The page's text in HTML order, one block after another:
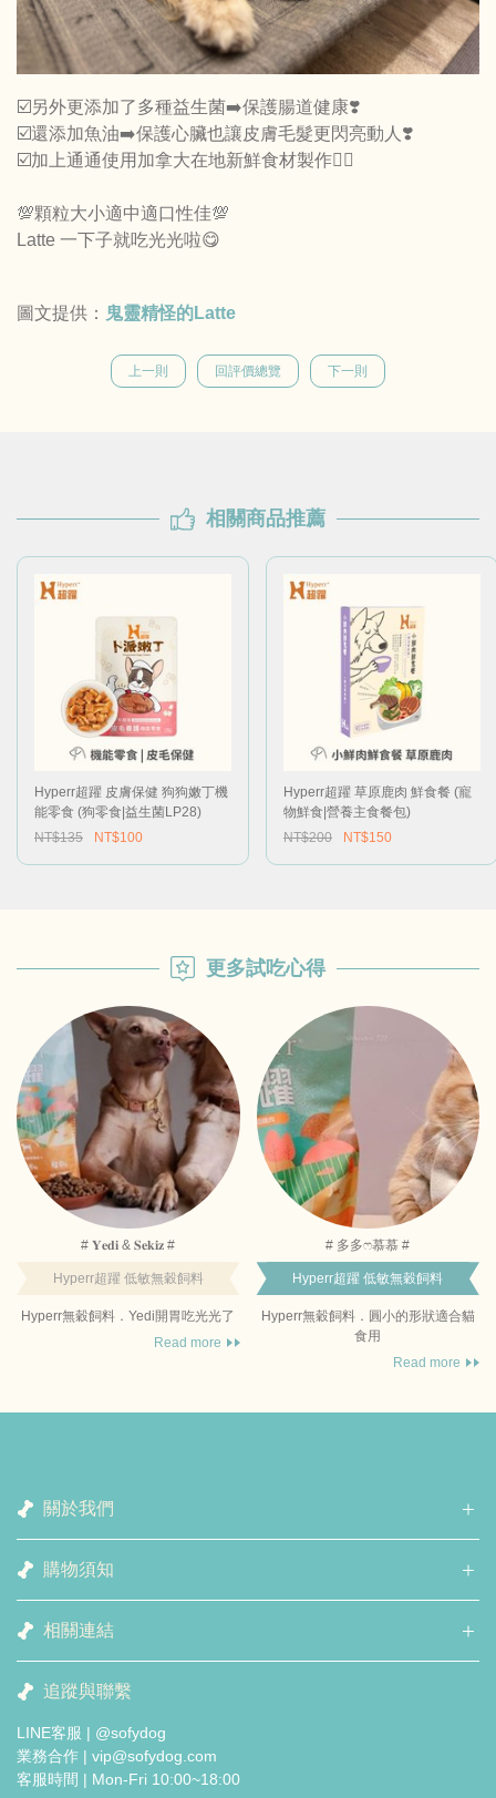
☑️另外更添加了多種益生菌➡️保護腸道健康❣️
☑️還添加魚油➡️保護心臟也讓皮膚毛髮更閃亮動人❣️
☑️加上通通使用加拿大在地新鮮食材製作👍🏻
💯顆粒大小適中適口性佳💯
Latte 一下子就吃光光啦😋
圖文提供： 鬼靈精怪的Latte
上一則 回評價總覽 下一則
相關商品推薦
Hyperr超躍 皮膚保健 狗狗嫩丁機
能零食 (狗零食|益生菌LP28)
NT$135
NT$100
Hyperr超躍 草原鹿肉 鮮食餐 (寵
物鮮食|營養主食餐包)
NT$200
NT$150
更多試吃心得
# 𝐘𝐞𝐝𝐢 & 𝐒𝐞𝐤𝐢𝐳 #
Hyperr超躍 低敏無穀飼料
Hyperr無穀飼料．Yedi開胃吃光光了
Read more
# 多多ෆ慕慕 #
Hyperr超躍 低敏無穀飼料
Hyperr無穀飼料．圓小的形狀適合貓
食用
Read more
關於我們
購物須知
相關連結
追蹤與聯繫
LINE客服 | @sofydog
業務合作 | vip@sofydog.com
客服時間 | Mon-Fri 10:00~18:00